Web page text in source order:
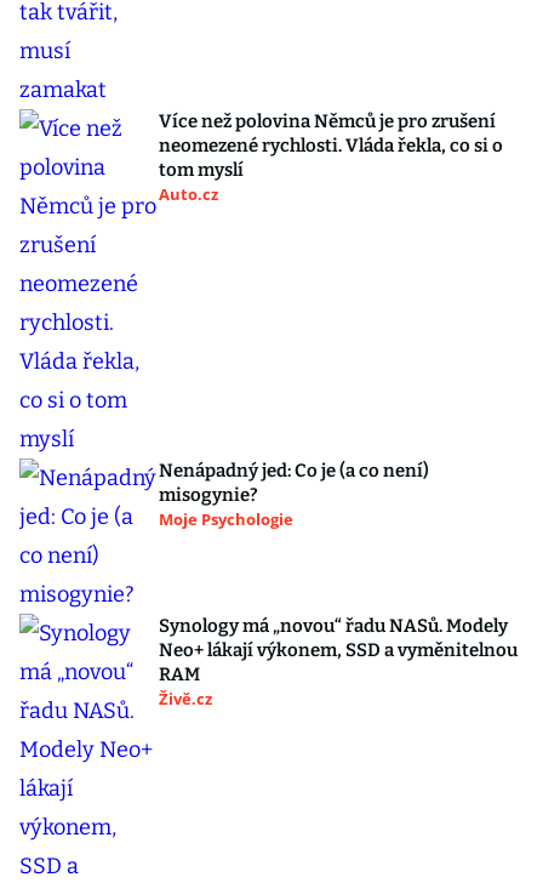
Více než polovina Němců je pro zrušení
neomezené rychlosti. Vláda řekla, co si o
tom myslí
Auto.cz
Nenápadný jed: Co je (a co není)
misogynie?
Moje Psychologie
Synology má „novou“ řadu NASů. Modely
Neo+ lákají výkonem, SSD a vyměnitelnou
RAM
Živě.cz